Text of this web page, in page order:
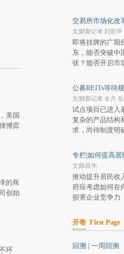
美国
博弈
的商
创始
环
交易所市场化改
文|财新记者 刘彩萍
即将挂牌的广期
东，能否突破中
状？能否开启市
公募REITs等待
文|财新记者 全月
试点项目已进入
复杂的产品结构
求，尚待制度明
专栏|如何提高居
文|陈昌华
推动提升居民收
府应考虑如何在
损害企业竞争力
开卷 First Page
回溯 | 一周回溯